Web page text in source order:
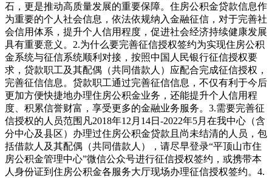
石，更是推动高质量发展的重要保障。住房公积金贷款信息作
为重要的个人社会信息，依法依规纳入金融征信，对于完善社
会信用体系，提升个人信用程度，促进社会经济持续健康发展
具有重要意义。2.为什么要完善征信授权签约为实现住房公积
金系统与征信系统顺利对接，按照中国人民银行征信授权要
求，贷款职工及其配偶（共同借款人）应配合完成征信授权，
完善征信信息。贷款职工通过完善征信信息，不仅有利于今后
更加方便快捷地办理住房公积金业务，还能提升个人信用程
度、积累信誉财富，享受更多的金融业务服务。3.需要完善征
信授权的人员范围凡2018年12月14日-2022年5月在我中心（含
分中心及县区）办理过住房公积金贷款且尚未结清的人员，包
括借款人及其配偶（共同借款人），请尽早登录“平顶山市住
房公积金管理中心”微信公众号进行征信授权签约，或携带本
人身份证到住房公积金各服务大厅现场办理征信授权签约。4.